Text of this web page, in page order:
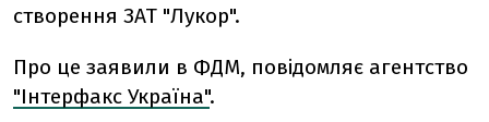
створення ЗАТ "Лукор".
Про це заявили в ФДМ, повідомляє агентство
"Інтерфакс Україна".